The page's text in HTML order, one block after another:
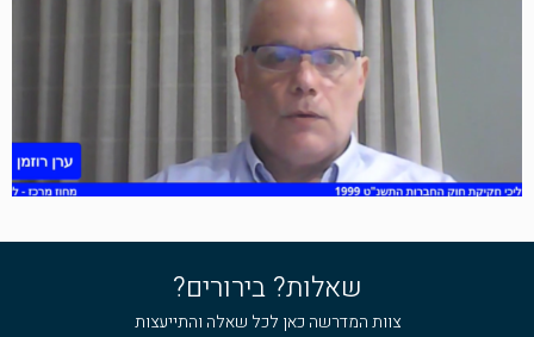
שאלות? בירורים?
צוות המדרשה כאן לכל שאלה והתייעצות